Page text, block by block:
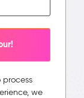
process
we